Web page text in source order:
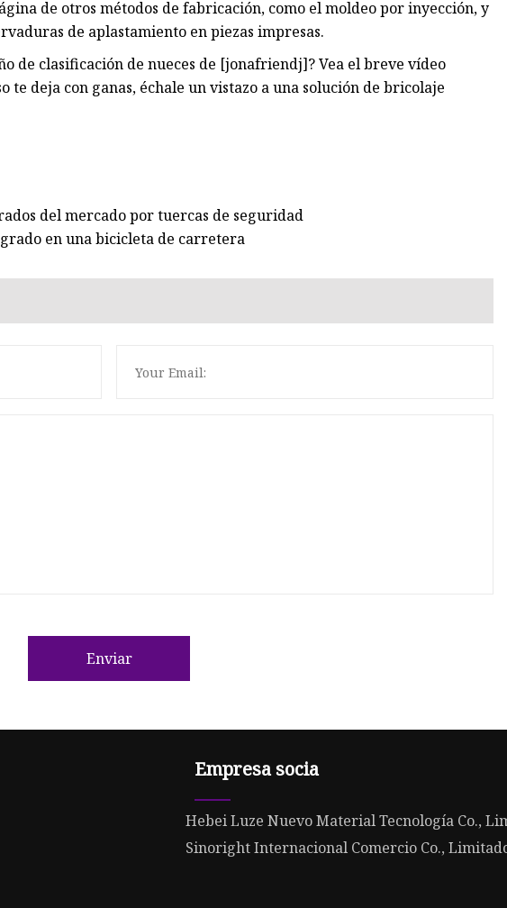
de otros métodos de fabricación, como el moldeo por inyección, y
de aplastamiento en piezas impresas.
de clasificación de nueces de [jonafriendj]? Vea el breve vídeo
te deja con ganas, échale un vistazo a una solución de bricolaje
del mercado por tuercas de seguridad
en una bicicleta de carretera
Enviar
Empresa socia
Hebei Luze Nuevo Material Tecnología Co.,
Sinoright Internacional Comercio Co.,